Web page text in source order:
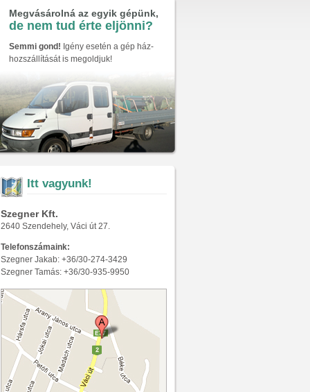
Megvásárolná az egyik gépünk,
de nem tud érte eljönni?
Semmi gond! Igény esetén a gép ház-
hozszállítását is megoldjuk!
Itt vagyunk!
Szegner Kft.
2640 Szendehely, Váci út 27.
Telefonszámaink:
Szegner Jakab: +36/30-274-3429
Szegner Tamás: +36/30-935-9950